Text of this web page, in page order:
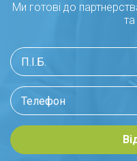
Ми готові до